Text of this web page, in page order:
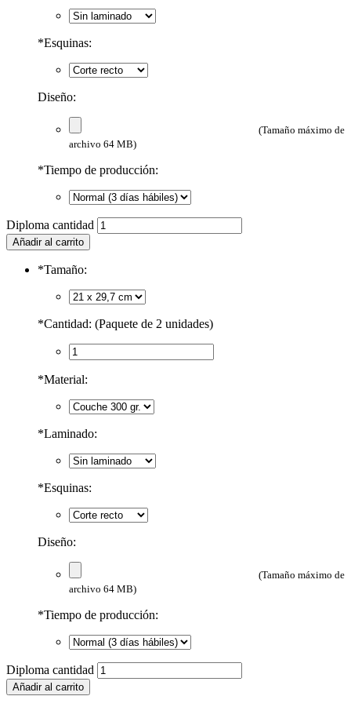
*Esquinas:
Diseño:
(Tamaño máximo de
archivo 64 MB)
*Tiempo de producción:
Diploma cantidad
Añadir al carrito
*Tamaño:
*Cantidad: (Paquete de 2 unidades)
*Material:
*Laminado:
*Esquinas:
Diseño:
(Tamaño máximo de
archivo 64 MB)
*Tiempo de producción:
Diploma cantidad
Añadir al carrito